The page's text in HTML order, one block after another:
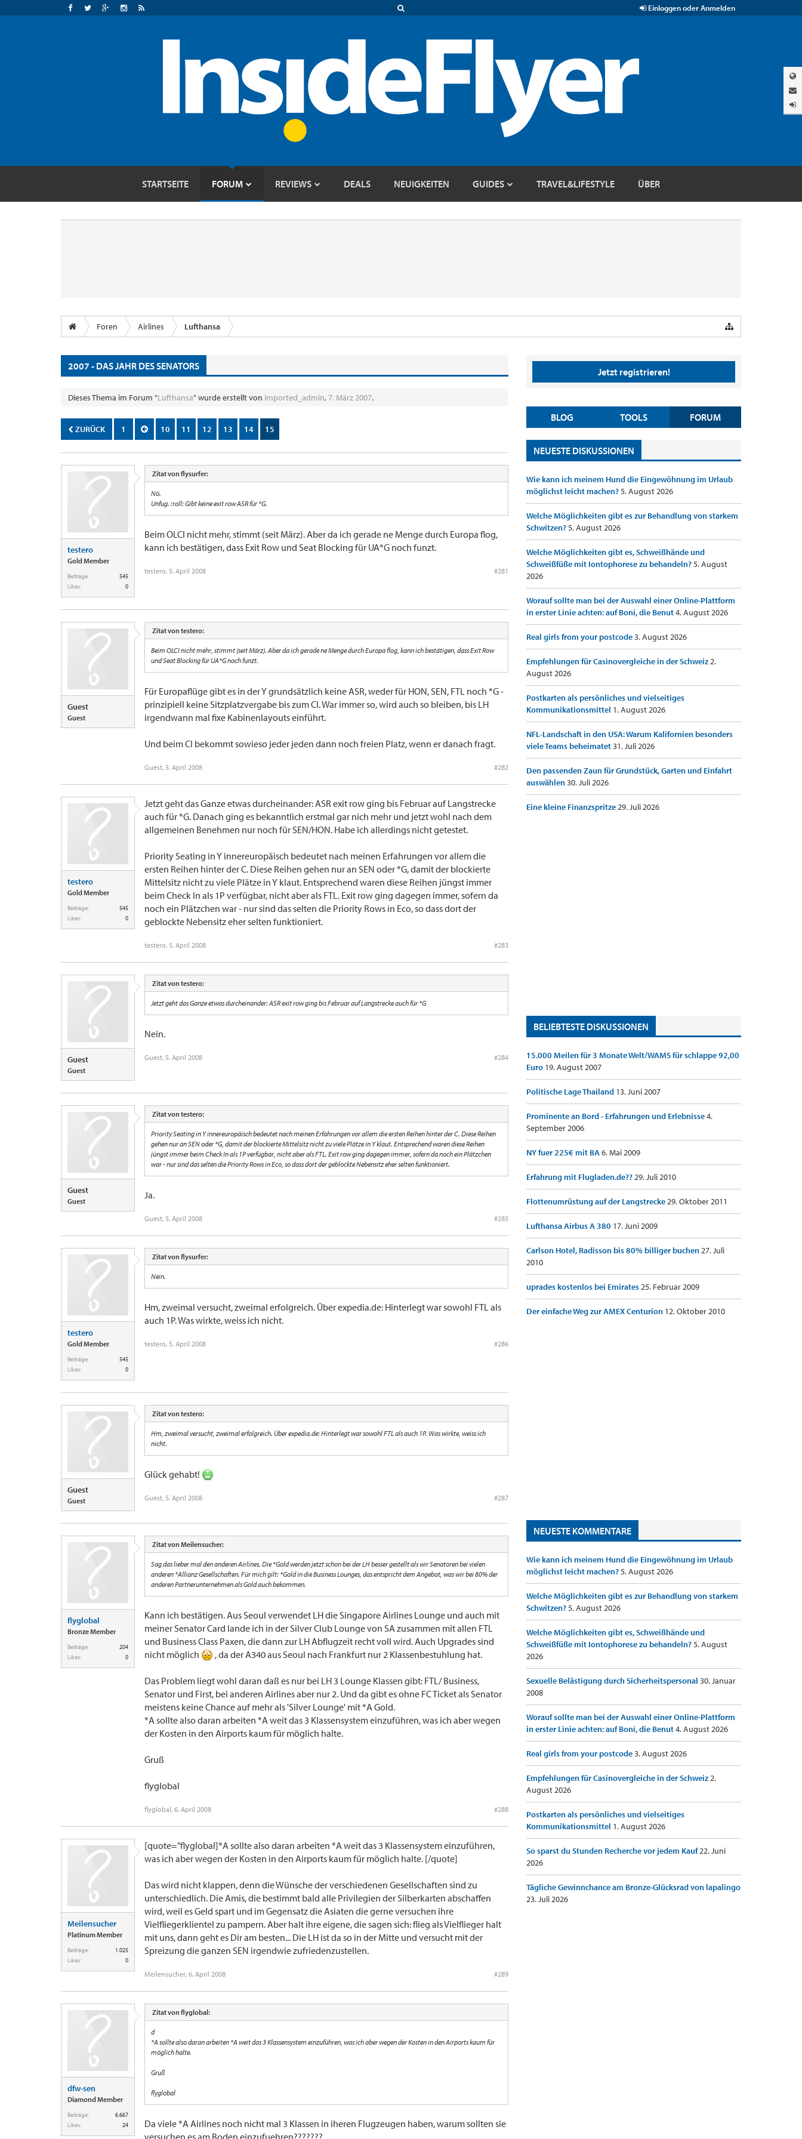
Einloggen oder Anmelden
STARTSEITE FORUM REVIEWS DEALS NEUIGKEITEN GUIDES TRAVEL&LIFESTYLE ÜBER
Foren Airlines Lufthansa
2007 - DAS JAHR DES SENATORS
Dieses Thema im Forum "Lufthansa" wurde erstellt von imported_admin, 7. März 2007.
ZURÜCK 1 10 11 12 13 14 15
testero
Gold Member
Beiträge:
545
Likes:
0
Zitat von flysurfer:
Nö.
Unfug. :roll: Gibt keine exit row ASR für *G.
Beim OLCI nicht mehr, stimmt (seit März). Aber da ich gerade ne Menge durch Europa flog,
kann ich bestätigen, dass Exit Row und Seat Blocking für UA*G noch funzt.
testero, 5. April 2008 #281
Guest
Guest
Zitat von testero:
Beim OLCI nicht mehr, stimmt (seit März). Aber da ich gerade ne Menge durch Europa flog, kann ich bestätigen, dass Exit Row
und Seat Blocking für UA*G noch funzt.
Für Europaflüge gibt es in der Y grundsätzlich keine ASR, weder für HON, SEN, FTL noch *G -
prinzipiell keine Sitzplatzvergabe bis zum CI. War immer so, wird auch so bleiben, bis LH
irgendwann mal fixe Kabinenlayouts einführt.
Und beim CI bekommt sowieso jeder jeden dann noch freien Platz, wenn er danach fragt.
Guest, 5. April 2008 #282
testero
Gold Member
Beiträge:
545
Likes:
0
Jetzt geht das Ganze etwas durcheinander: ASR exit row ging bis Februar auf Langstrecke
auch für *G. Danach ging es bekanntlich erstmal gar nich mehr und jetzt wohl nach dem
allgemeinen Benehmen nur noch für SEN/HON. Habe ich allerdings nicht getestet.
Priority Seating in Y innereuropäisch bedeutet nach meinen Erfahrungen vor allem die
ersten Reihen hinter der C. Diese Reihen gehen nur an SEN oder *G, damit der blockierte
Mittelsitz nicht zu viele Plätze in Y klaut. Entsprechend waren diese Reihen jüngst immer
beim Check In als 1P verfügbar, nicht aber als FTL. Exit row ging dagegen immer, sofern da
noch ein Plätzchen war - nur sind das selten die Priority Rows in Eco, so dass dort der
geblockte Nebensitz eher selten funktioniert.
testero, 5. April 2008 #283
Guest
Guest
Zitat von testero:
Jetzt geht das Ganze etwas durcheinander: ASR exit row ging bis Februar auf Langstrecke auch für *G
Nein.
Guest, 5. April 2008 #284
Guest
Guest
Zitat von testero:
Priority Seating in Y innereuropäisch bedeutet nach meinen Erfahrungen vor allem die ersten Reihen hinter der C. Diese Reihen
gehen nur an SEN oder *G, damit der blockierte Mittelsitz nicht zu viele Plätze in Y klaut. Entsprechend waren diese Reihen
jüngst immer beim Check In als 1P verfügbar, nicht aber als FTL. Exit row ging dagegen immer, sofern da noch ein Plätzchen
war - nur sind das selten die Priority Rows in Eco, so dass dort der geblockte Nebensitz eher selten funktioniert.
Ja.
Guest, 5. April 2008 #285
testero
Gold Member
Beiträge:
545
Likes:
0
Zitat von flysurfer:
Nein.
Hm, zweimal versucht, zweimal erfolgreich. Über expedia.de: Hinterlegt war sowohl FTL als
auch 1P. Was wirkte, weiss ich nicht.
testero, 5. April 2008 #286
Guest
Guest
Zitat von testero:
Hm, zweimal versucht, zweimal erfolgreich. Über expedia.de: Hinterlegt war sowohl FTL als auch 1P. Was wirkte, weiss ich
nicht.
Glück gehabt!
Guest, 5. April 2008 #287
flyglobal
Bronze Member
Beiträge:
204
Likes:
0
Zitat von Meilensucher:
Sag das lieber mal den anderen Airlines. Die *Gold werden jetzt schon bei der LH besser gestellt als wir Senatoren bei vielen
anderen *Allianz Gesellschaften. Für mich gilt: *Gold in die Business Lounges, das entspricht dem Angebot, was wir bei 80% der
anderen Partnerunternehmen als Gold auch bekommen.
Kann ich bestätigen. Aus Seoul verwendet LH die Singapore Airlines Lounge und auch mit
meiner Senator Card lande ich in der Silver Club Lounge von SA zusammen mit allen FTL
und Business Class Paxen, die dann zur LH Abflugzeit recht voll wird. Auch Upgrades sind
nicht möglich
, da der A340 aus Seoul nach Frankfurt nur 2 Klassenbestuhlung hat.
Das Problem liegt wohl daran daß es nur bei LH 3 Lounge Klassen gibt: FTL/ Business,
Senator und First, bei anderen Airlines aber nur 2. Und da gibt es ohne FC Ticket als Senator
meistens keine Chance auf mehr als 'Silver Lounge' mit *A Gold.
*A sollte also daran arbeiten *A weit das 3 Klassensystem einzuführen, was ich aber wegen
der Kosten in den Airports kaum für möglich halte.
Gruß
flyglobal
flyglobal, 6. April 2008 #288
Meilensucher
Platinum Member
Beiträge:
1.025
Likes:
0
[quote="flyglobal]*A sollte also daran arbeiten *A weit das 3 Klassensystem einzuführen,
was ich aber wegen der Kosten in den Airports kaum für möglich halte. [/quote]
Das wird nicht klappen, denn die Wünsche der verschiedenen Gesellschaften sind zu
unterschiedlich. Die Amis, die bestimmt bald alle Privilegien der Silberkarten abschaffen
wird, weil es Geld spart und im Gegensatz die Asiaten die gerne versuchen ihre
Vielfliegerklientel zu pampern. Aber halt ihre eigene, die sagen sich: flieg als Vielflieger halt
mit uns, dann geht es Dir am besten... Die LH ist da so in der Mitte und versucht mit der
Spreizung die ganzen SEN irgendwie zufriedenzustellen.
Meilensucher, 6. April 2008 #289
dfw-sen
Diamond Member
Beiträge:
6.667
Likes:
24
Zitat von flyglobal:
d
*A sollte also daran arbeiten *A weit das 3 Klassensystem einzuführen, was ich aber wegen der Kosten in den Airports kaum für
möglich halte.
Gruß
flyglobal
Da viele *A Airlines noch nicht mal 3 Klassen in iheren Flugzeugen haben, warum sollten sie
versuchen es am Boden einzufuehren???????
Jetzt registrieren!
BLOG TOOLS FORUM
NEUESTE DISKUSSIONEN
Wie kann ich meinem Hund die Eingewöhnung im Urlaub
möglichst leicht machen?5. August 2026
Welche Möglichkeiten gibt es zur Behandlung von starkem
Schwitzen?5. August 2026
Welche Möglichkeiten gibt es, Schweißhände und
Schweißfüße mit Iontophorese zu behandeln?5. August
2026
Worauf sollte man bei der Auswahl einer Online-Plattform
in erster Linie achten: auf Boni, die Benut4. August 2026
Real girls from your postcode3. August 2026
Empfehlungen für Casinovergleiche in der Schweiz2.
August 2026
Postkarten als persönliches und vielseitiges
Kommunikationsmittel 1. August 2026
NFL-Landschaft in den USA: Warum Kalifornien besonders
viele Teams beheimatet31. Juli 2026
Den passenden Zaun für Grundstück, Garten und Einfahrt
auswählen30. Juli 2026
Eine kleine Finanzspritze29. Juli 2026
BELIEBTESTE DISKUSSIONEN
15.000 Meilen für 3 Monate Welt/WAMS für schlappe 92,00
Euro 19. August 2007
Politische Lage Thailand 13. Juni 2007
Prominente an Bord - Erfahrungen und Erlebnisse4.
September 2006
NY fuer 225€ mit BA6. Mai 2009
Erfahrung mit Flugladen.de??29. Juli 2010
Flottenumrüstung auf der Langstrecke29. Oktober 2011
Lufthansa Airbus A 380 17. Juni 2009
Carlson Hotel, Radisson bis 80% billiger buchen27. Juli
2010
uprades kostenlos bei Emirates25. Februar 2009
Der einfache Weg zur AMEX Centurion 12. Oktober 2010
NEUESTE KOMMENTARE
Wie kann ich meinem Hund die Eingewöhnung im Urlaub
möglichst leicht machen?5. August 2026
Welche Möglichkeiten gibt es zur Behandlung von starkem
Schwitzen?5. August 2026
Welche Möglichkeiten gibt es, Schweißhände und
Schweißfüße mit Iontophorese zu behandeln?5. August
2026
Sexuelle Belästigung durch Sicherheitspersonal 30. Januar
2008
Worauf sollte man bei der Auswahl einer Online-Plattform
in erster Linie achten: auf Boni, die Benut4. August 2026
Real girls from your postcode3. August 2026
Empfehlungen für Casinovergleiche in der Schweiz2.
August 2026
Postkarten als persönliches und vielseitiges
Kommunikationsmittel 1. August 2026
So sparst du Stunden Recherche vor jedem Kauf22. Juni
2026
Tägliche Gewinnchance am Bronze-Glücksrad von lapalingo
23. Juli 2026